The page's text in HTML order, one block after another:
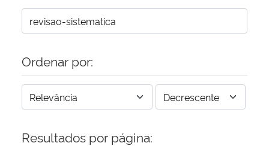
Secretaria de Governo
Gabinete de Segurança Institucional
Advocacia-Geral da União
Ordenar por:
Resultados por página: